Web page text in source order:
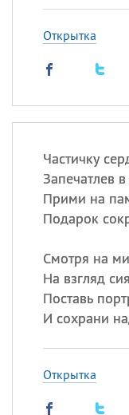
Открытка
Частичку
Запечатлев
Прими на
Подарок
Смотря на
На взгляд
Поставь
И сохрани
Открытка